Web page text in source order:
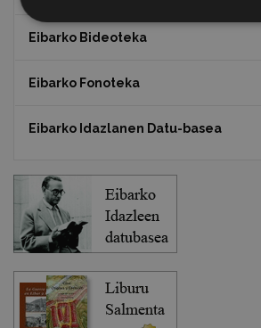
Eibarko Bideoteka
Eibarko Fonoteka
Eibarko Idazlanen Datu-basea